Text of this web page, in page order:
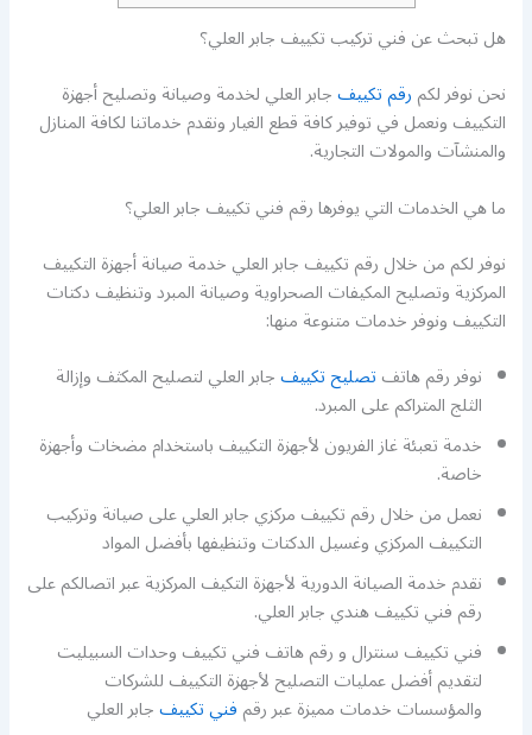
هل تبحث عن فني تركيب تكييف جابر العلي؟
نحن نوفر لكمرقم تكييفجابر العلي لخدمة وصيانة وتصليح أجهزة
التكييف ونعمل في توفير كافة قطع الغيار ونقدم خدماتنا لكافة المنازل
والمنشآت والمولات التجارية.
ما هي الخدمات التي يوفرها رقم فني تكييف جابر العلي؟
نوفر لكم من خلال رقم تكييف جابر العلي خدمة صيانة أجهزة التكييف
المركزية وتصليح المكيفات الصحراوية وصيانة المبرد وتنظيف دكتات
التكييف ونوفر خدمات متنوعة منها:
نوفر رقم هاتفتصليح تكييفجابر العلي لتصليح المكثف وإزالة
الثلج المتراكم على المبرد.
خدمة تعبئة غاز الفريون لأجهزة التكييف باستخدام مضخات وأجهزة
خاصة.
نعمل من خلال رقم تكييف مركزي جابر العلي على صيانة وتركيب
التكييف المركزي وغسيل الدكتات وتنظيفها بأفضل المواد
نقدم خدمة الصيانة الدورية لأجهزة التكيف المركزية عبر اتصالكم على
رقم فني تكييف هندي جابر العلي.
فني تكييف سنترال و رقم هاتف فني تكييف وحدات السبيليت
لتقديم أفضل عمليات التصليح لأجهزة التكييف للشركات
والمؤسسات خدمات مميزة عبر رقمفني تكييفجابر العلي